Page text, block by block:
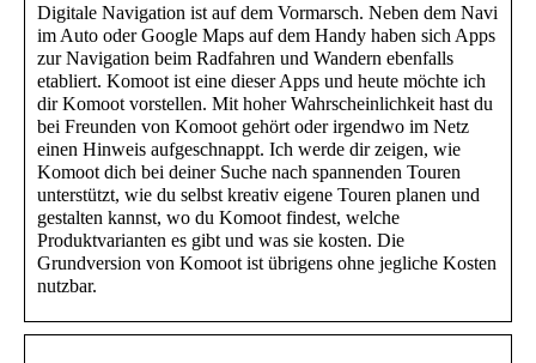
Digitale Navigation ist auf dem Vormarsch. Neben dem Navi
im Auto oder Google Maps auf dem Handy haben sich Apps
zur Navigation beim Radfahren und Wandern ebenfalls
etabliert. Komoot ist eine dieser Apps und heute möchte ich
dir Komoot vorstellen. Mit hoher Wahrscheinlichkeit hast du
bei Freunden von Komoot gehört oder irgendwo im Netz
einen Hinweis aufgeschnappt. Ich werde dir zeigen, wie
Komoot dich bei deiner Suche nach spannenden Touren
unterstützt, wie du selbst kreativ eigene Touren planen und
gestalten kannst, wo du Komoot findest, welche
Produktvarianten es gibt und was sie kosten. Die
Grundversion von Komoot ist übrigens ohne jegliche Kosten
nutzbar.